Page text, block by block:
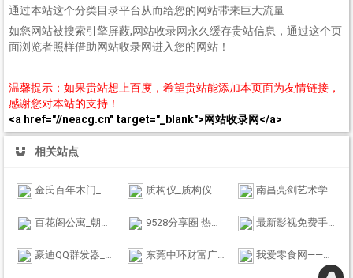
通过本站这个分类目录平台从而给您的网站带来巨大流量
如您网站被搜索引擎屏蔽,网站收录网永久缓存贵站信息，通过这个页
面浏览者照样借助网站收录网进入您的网站！
温馨提示：如果贵站想上百度，希望贵站能添加本页面为友情链接，
感谢您对本站的支持！
<a href="//neacg.cn" target="_blank">网站收录网</a>
相关站点
金氏百年木门_北京金氏百年木业有限责任公司 质构仪_质构仪测试参数_质构分析仪_流变仪,电子舌鼻-苏州保曼精密官方网站 南昌亮剑艺术学校-艺术学校-南昌美术学校-南昌画室-南昌美术培训
百花阁公寓_朝阳区会所_会所点评_北京sizu会所 9528分享圈 热爱网络互联网,收集资源,分享乐趣! - 虚拟的网络世界 最新影视免费手机在线观看,电影网
豪迪QQ群发器_微信群发器_2023群发助手软件免费使用 东莞中环财富广场-首页 我爱零食网——好吃又不贵的网红进口零食网站看这里